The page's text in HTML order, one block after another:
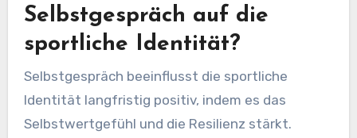
Selbstgespräch auf die
sportliche Identität?
Selbstgespräch beeinflusst die sportliche
Identität langfristig positiv, indem es das
Selbstwertgefühl und die Resilienz stärkt.